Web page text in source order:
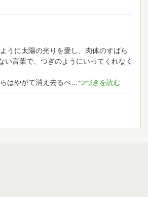
うに太陽の光りを愛し、肉体のすばら
い言葉で、つぎのようにいってくれなく
はやがて消え去るべ